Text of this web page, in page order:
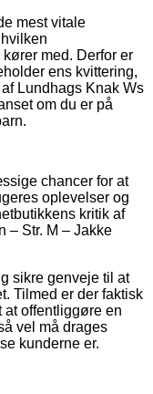
mest vitale
med. Derfor er
ens kvittering,
Lundhags Knak Ws
om du er på
chancer for at
oplevelser og
kritik af
– Str. M – Jakke
sikre genveje til at
Tilmed er der faktisk
at offentliggøre en
vel må drages
kunderne er.